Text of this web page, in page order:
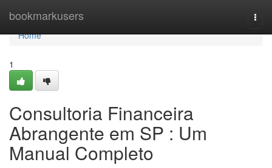
bookmarkusers
Home
Home
1
Consultoria Financeira
Abrangente em SP : Um
Manual Completo